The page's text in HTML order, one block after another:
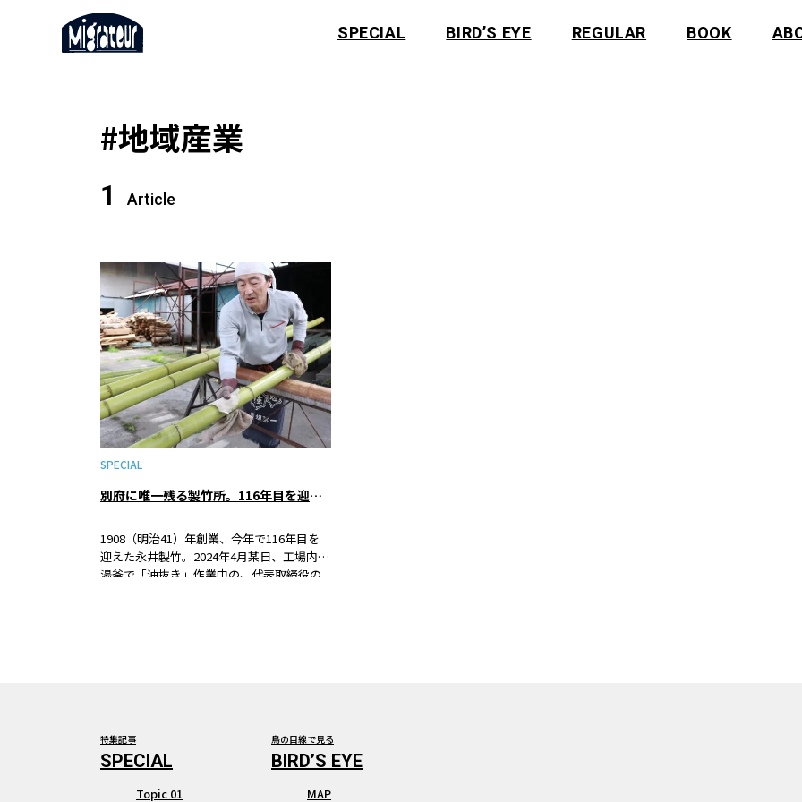
SPECIAL BIRD’S EYE REGULAR BOOK
#地域産業
1 Article
SPECIAL
別府に唯一残る製竹所。116年目を迎えた永井製竹の今。
1908（明治41）年創業、今年で116年目を
迎えた永井製竹。2024年4月某日、工場内の
湯釜で「油抜き」作業中の、代表取締役の
特集記事
Topic 01
鳥の目線で見る
MAP